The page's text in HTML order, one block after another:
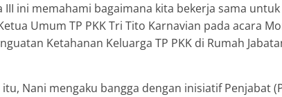
III ini memahami bagaimana kita bekerja sama
Umum TP PKK Tri Tito Karnavian pada acara
Ketahanan Keluarga TP PKK di Rumah
Nani mengaku bangga dengan inisiatif Penjabat